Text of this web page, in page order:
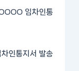
임차인통
인통지서 발송